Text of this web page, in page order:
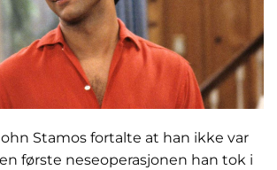
Stamos fortalte at han ikke var
første neseoperasjonen han tok i